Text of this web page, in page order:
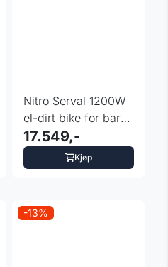
Nitro Serval 1200W
el-dirt bike for barn
Li-ion
17.549,-
Kjøp
-13%